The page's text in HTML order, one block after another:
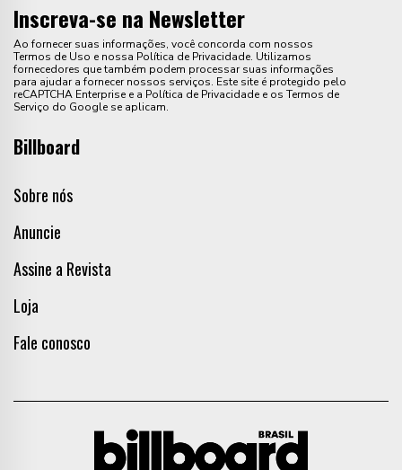
Inscreva-se na Newsletter
Ao fornecer suas informações, você concorda com nossos
Termos de Uso e nossa Política de Privacidade. Utilizamos
fornecedores que também podem processar suas informações
para ajudar a fornecer nossos serviços. Este site é protegido pelo
reCAPTCHA Enterprise e a Política de Privacidade e os Termos de
Serviço do Google se aplicam.
Billboard
Sobre nós
Anuncie
Assine a Revista
Loja
Fale conosco